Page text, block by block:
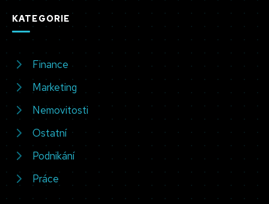
KATEGORIE
Finance
Marketing
Nemovitosti
Ostatní
Podnikání
Práce